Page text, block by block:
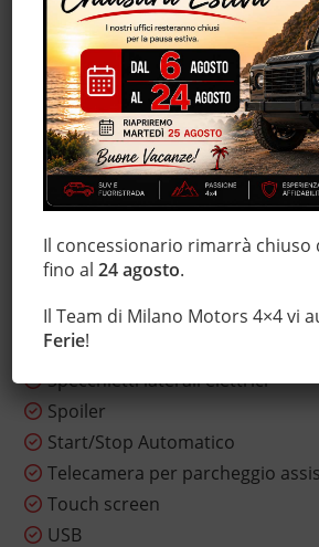
Hill holder
Immobilizzatore elettronico
Interni in pelle
Monitoraggio pressione
MP3
Riconoscimento dei segnali
Schermo multifunzione
Sensori di parcheggio posteriori
Servosterzo
Sistema di visione notturna
Sound system
Specchietti laterali elettrici
Spoiler
Start/Stop Automatico
Telecamera per parcheggio
Touch screen
USB
Il concessionario rimarrà
fino al24 agosto.
Il Team di Milano Motors 4×4 vi
Ferie!